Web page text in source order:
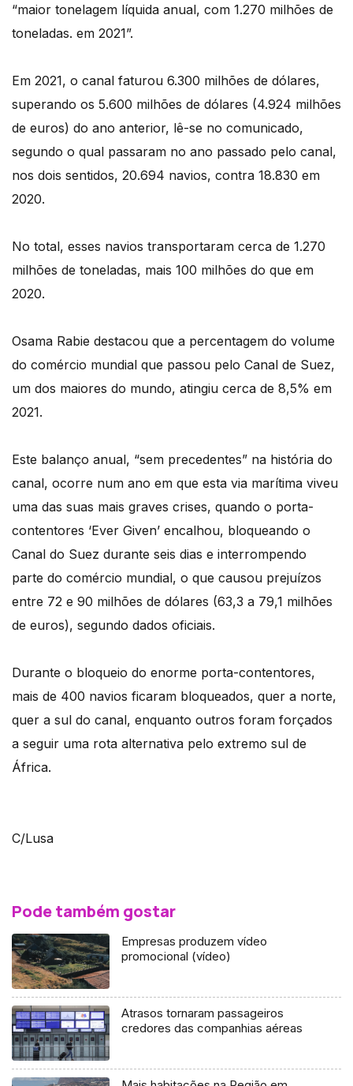
“maior tonelagem líquida anual, com 1.270 milhões de
toneladas. em 2021”.
Em 2021, o canal faturou 6.300 milhões de dólares,
superando os 5.600 milhões de dólares (4.924 milhões
de euros) do ano anterior, lê-se no comunicado,
segundo o qual passaram no ano passado pelo canal,
nos dois sentidos, 20.694 navios, contra 18.830 em
2020.
No total, esses navios transportaram cerca de 1.270
milhões de toneladas, mais 100 milhões do que em
2020.
Osama Rabie destacou que a percentagem do volume
do comércio mundial que passou pelo Canal de Suez,
um dos maiores do mundo, atingiu cerca de 8,5% em
2021.
Este balanço anual, “sem precedentes” na história do
canal, ocorre num ano em que esta via marítima viveu
uma das suas mais graves crises, quando o porta-
contentores ‘Ever Given’ encalhou, bloqueando o
Canal do Suez durante seis dias e interrompendo
parte do comércio mundial, o que causou prejuízos
entre 72 e 90 milhões de dólares (63,3 a 79,1 milhões
de euros), segundo dados oficiais.
Durante o bloqueio do enorme porta-contentores,
mais de 400 navios ficaram bloqueados, quer a norte,
quer a sul do canal, enquanto outros foram forçados
a seguir uma rota alternativa pelo extremo sul de
África.
C/Lusa
Pode também gostar
Empresas produzem vídeo
promocional (vídeo)
Atrasos tornaram passageiros
credores das companhias aéreas